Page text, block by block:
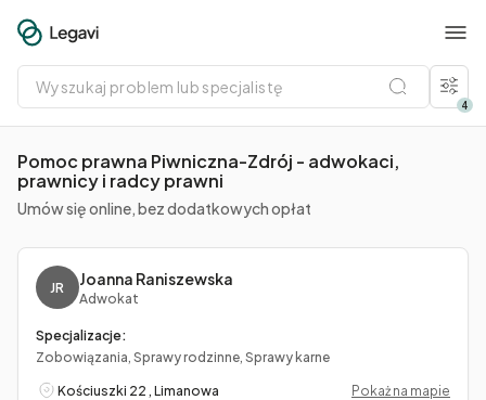
Wyszukaj
problem
lub
specjalistę
4
Pomoc prawna Piwniczna-Zdrój - adwokaci,
prawnicy i radcy prawni
Umów się online, bez dodatkowych opłat
JR Joanna Raniszewska
Adwokat
Specjalizacje:
Zobowiązania, Sprawy rodzinne, Sprawy karne
Kościuszki 22 , Limanowa
Pokaż na mapie